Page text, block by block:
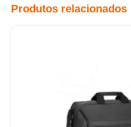
Produtos relacionados